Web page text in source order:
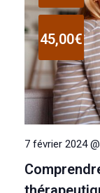
7 février 2024
45,00€